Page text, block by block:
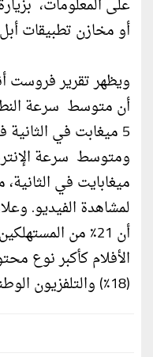
أو مخازن تطبيقات
ويظهر تقرير فروست
أن متوسط سرعة
5 ميغابت في
ميغابايت في
لمشاهدة الفيديو.
أن 21٪ من
الأفلام كأكبر نوع
(18٪) والتلفزيون الوطني (14%).